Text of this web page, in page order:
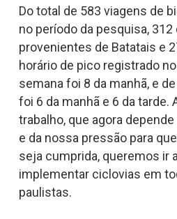
Do total de 583 viagens de
no período da pesquisa, 312
provenientes de Batatais e
horário de pico registrado
semana foi 8 da manhã, e
foi 6 da manhã e 6 da tarde.
trabalho, que agora
e da nossa pressão para
seja cumprida, queremos ir
implementar ciclovias em
paulistas.